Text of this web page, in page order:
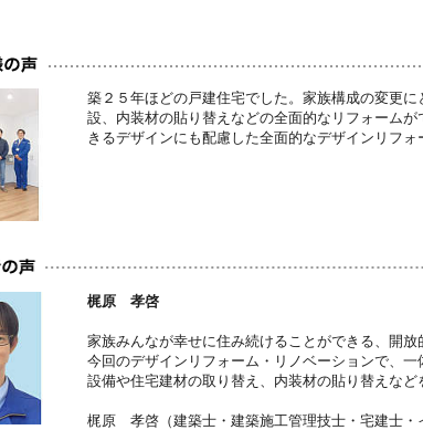
築２５年ほどの戸建住宅でした。家族構成の変更
設、内装材の貼り替えなどの全面的なリフォーム
きるデザインにも配慮した全面的なデザインリフォ
梶原 孝啓
家族みんなが幸せに住み続けることができる、開
今回のデザインリフォーム・リノベーションで、
設備や住宅建材の取り替え、内装材の貼り替えなど
梶原 孝啓（建築士・建築施工管理技士・宅建士・